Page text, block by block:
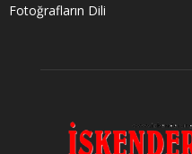
Fotoğrafların Dili